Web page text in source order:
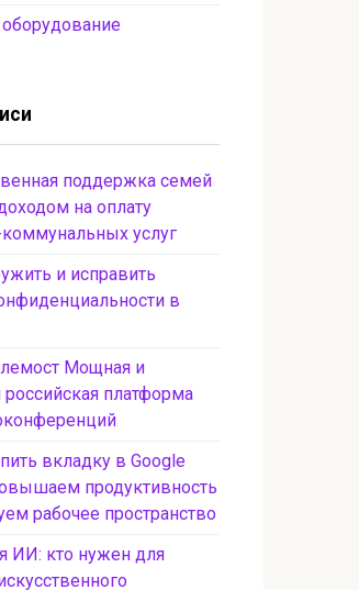
поддержка семей
на оплату
услуг
и исправить
в
Мощная и
российская платформа
вкладку в Google
продуктивность
рабочее пространство
ИИ: кто нужен для